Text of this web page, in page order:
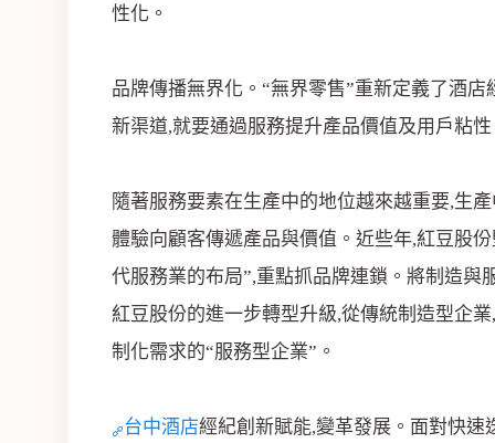
性化。
品牌傳播無界化。“無界零售”重新定義了酒店
新渠道,就要通過服務提升產品價值及用戶粘
隨著服務要素在生產中的地位越來越重要,生
體驗向顧客傳遞產品與價值。近些年,紅豆股
代服務業的布局”,重點抓品牌連鎖。將制造與
紅豆股份的進一步轉型升級,從傳統制造型企
制化需求的“服務型企業”。
台中酒店經紀創新賦能,變革發展。面對快